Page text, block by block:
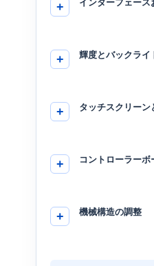
インターフェー
輝度とバックライ
タッチスクリーン
コントローラー
機械構造の調整